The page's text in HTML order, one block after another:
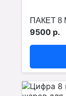
ПАКЕТ 8
9500 р.